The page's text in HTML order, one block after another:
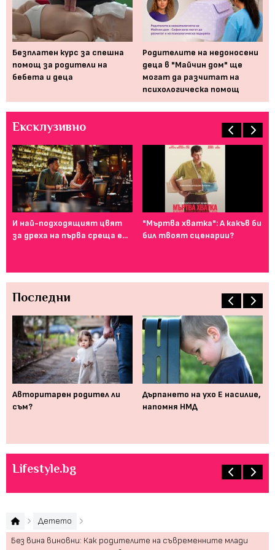
Безплатен курс за спешна
помощ за родители на
бебета и деца
Родителите на недоносени
деца в "Майчин дом" ще
могат да разчитат на
психологическа помощ
Ексклузивно
И най-подходящият цвят
за дреха на първа среща е...
"Мъртва хватка": А какъв би
бил твоят сценарии?
Последни
Авторитарен родител ли
съм?
Дърпането на ухо Е насилие,
напомня НМД
Lifestyle.bg
Детето
Без вина виновни: Как родителите на съвременните млади